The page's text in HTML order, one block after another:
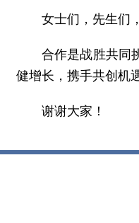
女士们，先生们
合作是战胜共同
健增长，携手共创机
谢谢大家！